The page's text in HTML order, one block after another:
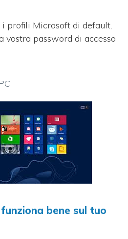
profili Microsoft di default,
vostra password di accesso
bene sul tuo